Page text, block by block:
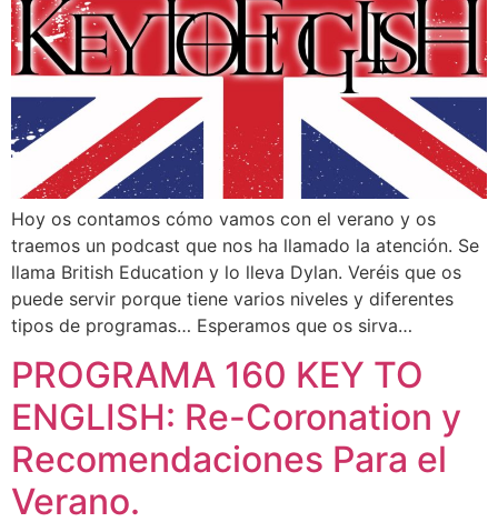
Hoy os contamos cómo vamos con el verano y os
traemos un podcast que nos ha llamado la atención. Se
llama British Education y lo lleva Dylan. Veréis que os
puede servir porque tiene varios niveles y diferentes
tipos de programas… Esperamos que os sirva…
PROGRAMA 160 KEY TO
ENGLISH: Re-Coronation y
Recomendaciones Para el
Verano.